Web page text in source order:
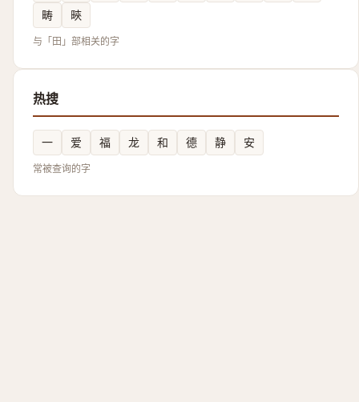
畴
㽠
与「田」部相关的字
热搜
一 爱 福 龙 和 德 静 安
常被查询的字